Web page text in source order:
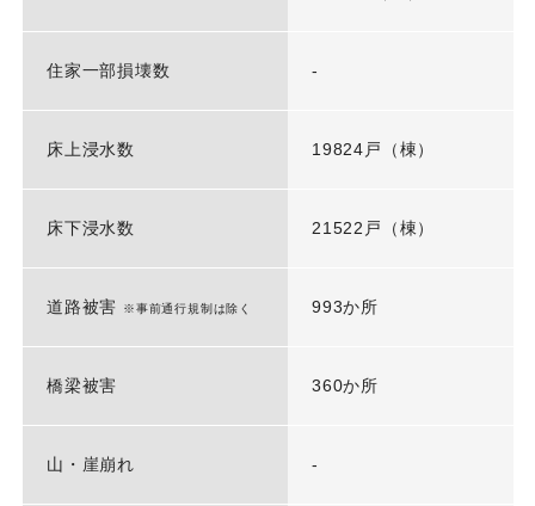
住家一部損壊数 -
床上浸水数 19824戸（棟）
床下浸水数 21522戸（棟）
道路被害 ※事前通行規制は除く 993か所
橋梁被害 360か所
山・崖崩れ -